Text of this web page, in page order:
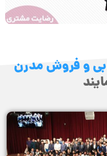
و فروش مدرن